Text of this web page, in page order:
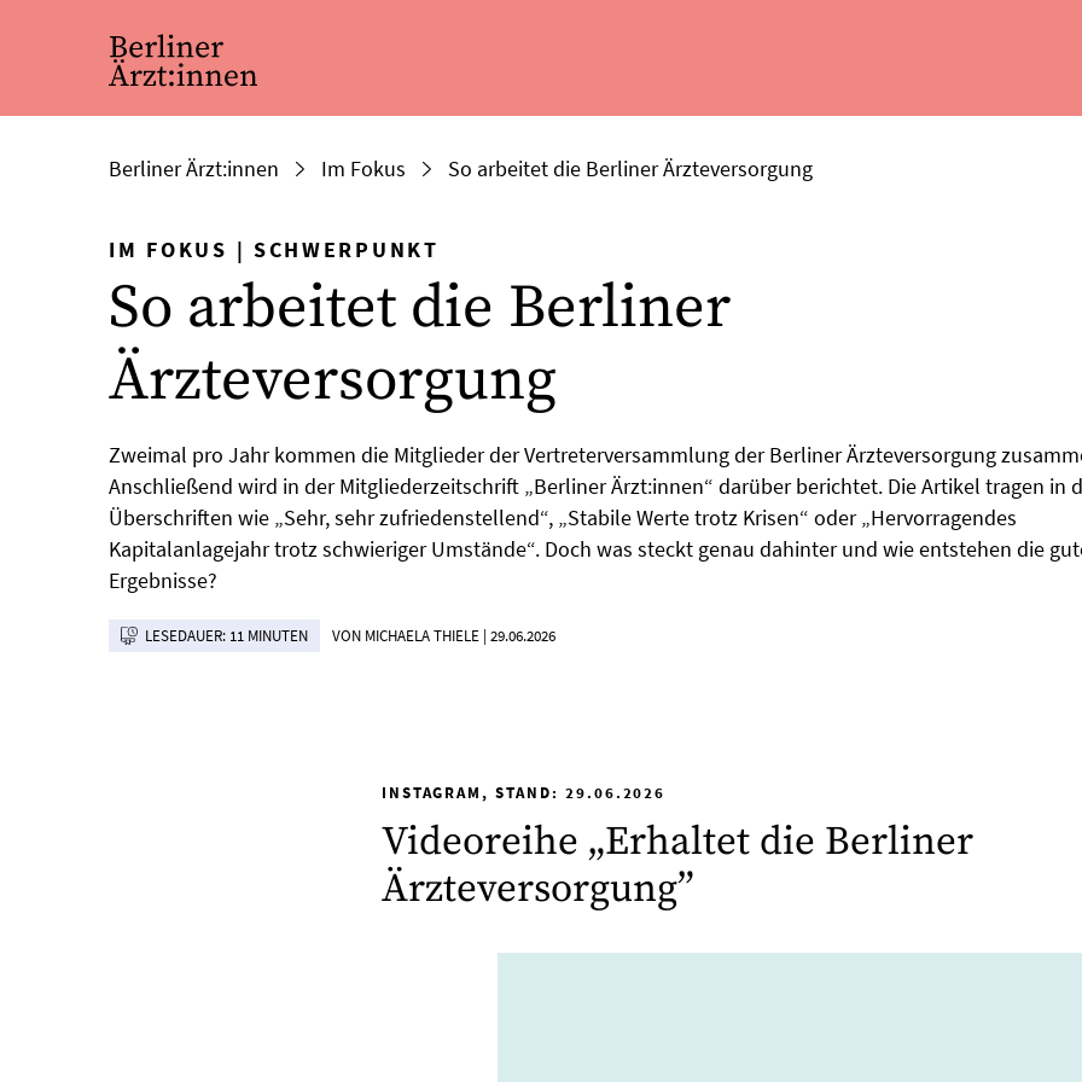
Berliner Ärzt:innen Im Fokus So arbeitet die Berliner Ärzteversorgung
IM FOKUS | SCHWERPUNKT
So arbeitet die Berliner
Ärzteversorgung
Zweimal pro Jahr kommen die Mitglieder der Vertreterversammlung der Berliner Ärzteversorgung
Anschließend wird in der Mitgliederzeitschrift „Berliner Ärzt:innen“ darüber berichtet. Die Artikel tragen in
Überschriften wie „Sehr, sehr zufriedenstellend“, „Stabile Werte trotz Krisen“ oder „Hervorragendes
Kapitalanlagejahr trotz schwieriger Umstände“. Doch was steckt genau dahinter und wie entstehen die
Ergebnisse?
LESEDAUER: 11 MINUTEN VON MICHAELA THIELE |29.06.2026
INSTAGRAM, STAND: 29.06.2026
Videoreihe „Erhaltet die Berliner
Ärzteversorgung”